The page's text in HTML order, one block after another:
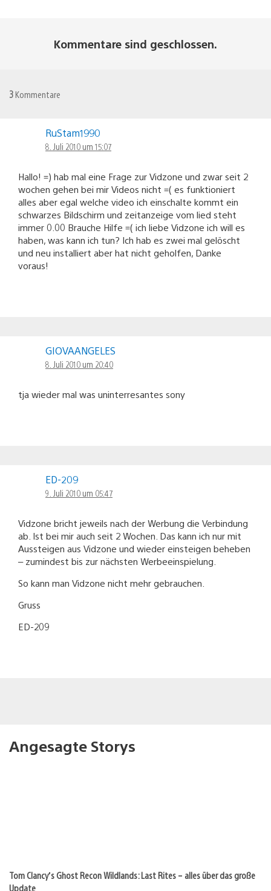
Kommentare sind geschlossen.
3 Kommentare
RuStam1990
8. Juli 2010 um 15:07
Hallo! =) hab mal eine Frage zur Vidzone und zwar seit 2
wochen gehen bei mir Videos nicht =( es funktioniert
alles aber egal welche video ich einschalte kommt ein
schwarzes Bildschirm und zeitanzeige vom lied steht
immer 0.00 Brauche Hilfe =( ich liebe Vidzone ich will es
haben, was kann ich tun? Ich hab es zwei mal gelöscht
und neu installiert aber hat nicht geholfen, Danke
voraus!
GIOVAANGELES
8. Juli 2010 um 20:40
tja wieder mal was uninterresantes sony
ED-209
9. Juli 2010 um 05:47
Vidzone bricht jeweils nach der Werbung die Verbindung
ab. Ist bei mir auch seit 2 Wochen. Das kann ich nur mit
Aussteigen aus Vidzone und wieder einsteigen beheben
– zumindest bis zur nächsten Werbeeinspielung.
So kann man Vidzone nicht mehr gebrauchen.
Gruss
ED-209
Angesagte Storys
Tom Clancy’s Ghost Recon Wildlands: Last Rites – alles über das große
Update